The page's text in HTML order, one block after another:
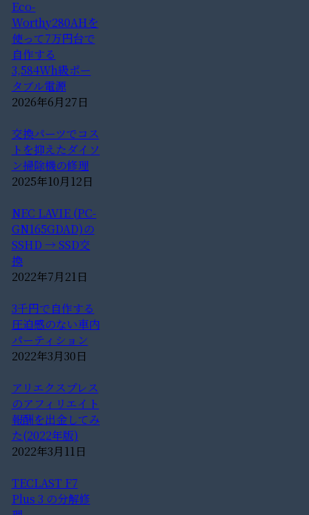
Eco-
Worthy280AHを
使って7万円台で
自作する
3,584Wh級ポー
タブル電源
2026年6月27日
交換パーツでコス
トを抑えたダイソ
ン掃除機の修理
2025年10月12日
NEC LAVIE (PC-
GN165GDAD)の
SSHD → SSD交
換
2022年7月21日
3千円で自作する
圧迫感のない車内
パーティション
2022年3月30日
アリエクスプレス
のアフィリエイト
報酬を出金してみ
た(2022年版)
2022年3月11日
TECLAST F7
Plus 3 の分解修